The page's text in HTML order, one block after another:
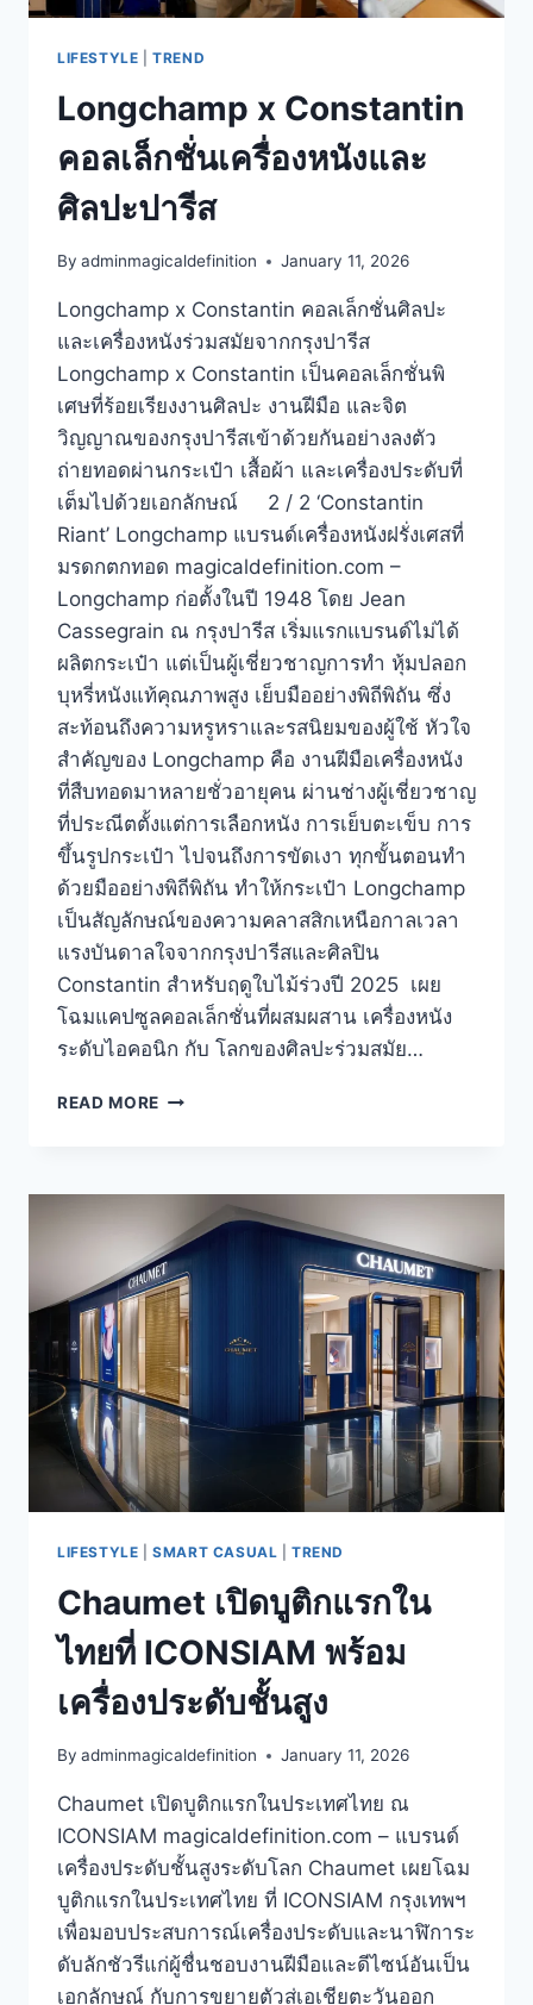
LIFESTYLE |TREND
Longchamp x Constantin
คอลเล็กชั่นเครื่องหนังและ
ศิลปะปารีส
By adminmagicaldefinition January 11, 2026
Longchamp x Constantin คอลเล็กชั่นศิลปะ
และเครื่องหนังร่วมสมัยจากกรุงปารีส
Longchamp x Constantin เป็นคอลเล็กชั่นพิ
เศษที่ร้อยเรียงงานศิลปะ งานฝีมือ และจิต
วิญญาณของกรุงปารีสเข้าด้วยกันอย่างลงตัว
ถ่ายทอดผ่านกระเป๋า เสื้อผ้า และเครื่องประดับที่
เต็มไปด้วยเอกลักษณ์ 2 / 2 ‘Constantin
Riant’ Longchamp แบรนด์เครื่องหนังฝรั่งเศสที่
มรดกตกทอด magicaldefinition.com –
Longchamp ก่อตั้งในปี 1948 โดย Jean
Cassegrain ณ กรุงปารีส เริ่มแรกแบรนด์ไม่ได้
ผลิตกระเป๋า แต่เป็นผู้เชี่ยวชาญการทำ หุ้มปลอก
บุหรี่หนังแท้คุณภาพสูง เย็บมืออย่างพิถีพิถัน ซึ่ง
สะท้อนถึงความหรูหราและรสนิยมของผู้ใช้ หัวใจ
สำคัญของ Longchamp คือ งานฝีมือเครื่องหนัง
ที่สืบทอดมาหลายชั่วอายุคน ผ่านช่างผู้เชี่ยวชาญ
ที่ประณีตตั้งแต่การเลือกหนัง การเย็บตะเข็บ การ
ขึ้นรูปกระเป๋า ไปจนถึงการขัดเงา ทุกขั้นตอนทำ
ด้วยมืออย่างพิถีพิถัน ทำให้กระเป๋า Longchamp
เป็นสัญลักษณ์ของความคลาสสิกเหนือกาลเวลา
แรงบันดาลใจจากกรุงปารีสและศิลปิน
Constantin สำหรับฤดูใบไม้ร่วงปี 2025 เผย
โฉมแคปซูลคอลเล็กชั่นที่ผสมผสาน เครื่องหนัง
ระดับไอคอนิก กับ โลกของศิลปะร่วมสมัย…
READ MORE LONGCHAMP
เล็ก
เครื่อง
หนัง
และ
ศิลปะ
ปารีส
LIFESTYLE |SMART CASUAL |TREND
Chaumet เปิดบูติกแรกใน
ไทยที่ ICONSIAM พร้อม
เครื่องประดับชั้นสูง
By adminmagicaldefinition January 11, 2026
Chaumet เปิดบูติกแรกในประเทศไทย ณ
ICONSIAM magicaldefinition.com – แบรนด์
เครื่องประดับชั้นสูงระดับโลก Chaumet เผยโฉม
บูติกแรกในประเทศไทย ที่ ICONSIAM กรุงเทพฯ
เพื่อมอบประสบการณ์เครื่องประดับและนาฬิการะ
ดับลักชัวรีแก่ผู้ชื่นชอบงานฝีมือและดีไซน์อันเป็น
เอกลักษณ์ กับการขยายตัวสู่เอเชียตะวันออก